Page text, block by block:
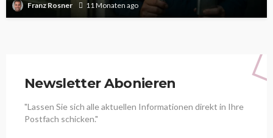
Franz Rosner 11 Monaten ago
Newsletter Abonieren
"Lassen Sie sich alle aktuellen Informationen direkt in Ihre
Postfach schicken."